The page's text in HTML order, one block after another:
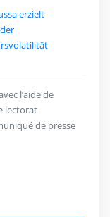
erzielt
l’aide de
lectorat
de presse